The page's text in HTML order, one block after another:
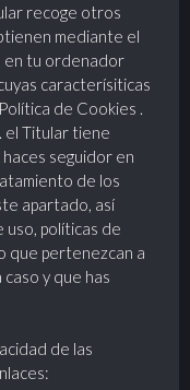
recoge otros
mediante el
en tu ordenador
caracterísiticas
de Cookies .
el Titular tiene
seguidor en
de los
apartado, así
uso, políticas de
que pertenezcan a
y que has
de las